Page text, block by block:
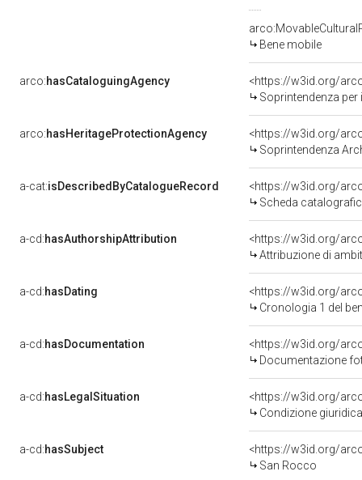
Bene mobile
arco:hasCataloguingAgency
<https://w3id.org/
Soprintendenza
arco:hasHeritageProtectionAgency
<https://w3id.org/
Soprintendenza
a-cat:isDescribedByCatalogueRecord
<https://w3id.org/
Scheda
a-cd:hasAuthorshipAttribution
<https://w3id.org/
Attribuzione di
a-cd:hasDating
<https://w3id.org/
Cronologia 1 del
a-cd:hasDocumentation
Documentazione
a-cd:hasLegalSituation
Condizione
a-cd:hasSubject
<https://w3id.org/
San Rocco